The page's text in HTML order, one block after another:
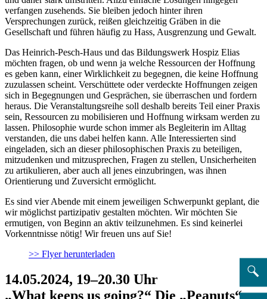
verfangen zusehends. Sie bleiben jedoch hinter ihren
Versprechungen zurück, reißen gleichzeitig Gräben in die
Gesellschaft und führen häufig zu Hass, Ausgrenzung und Gewalt.
Das Heinrich-Pesch-Haus und das Bildungswerk Hospiz Elias
möchten fragen, ob und wenn ja welche Ressourcen der Hoffnung
es geben kann, einer Wirklichkeit zu begegnen, die keine Hoffnung
zuzulassen scheint. Verschüttete oder verdeckte Hoffnungen zeigen
sich in Begegnungen und Gesprächen, sie überraschen und fordern
heraus. Die Veranstaltungsreihe soll deshalb bereits Teil einer Praxis
sein, Ressourcen zu mobilisieren und Hoffnung wirksam werden zu
lassen. Philosophie wurde schon immer als Begleiterin im Alltag
verstanden, die uns dabei helfen kann. Alle Interessierten sind
eingeladen, sich an dieser philosophischen Praxis zu beteiligen,
mitzudenken und mitzusprechen, Fragen zu stellen, Unsicherheiten
zu artikulieren, aber auch all jenes einzubringen, was ihnen
Orientierung und Zuversicht ermöglicht.
Es sind vier Abende mit einem jeweiligen Schwerpunkt geplant, die
wir möglichst partizipativ gestalten möchten. Wir möchten Sie
ermutigen, von Beginn an aktiv teilzunehmen. Es sind keinerlei
Vorkenntnisse nötig! Wir freuen uns auf Sie!
>> Flyer herunterladen
14.05.2024, 19–20.30 Uhr
„What keeps us going?“ Die „Peanuts“